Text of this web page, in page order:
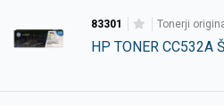
83301 tonerji
HP TONER CC532A